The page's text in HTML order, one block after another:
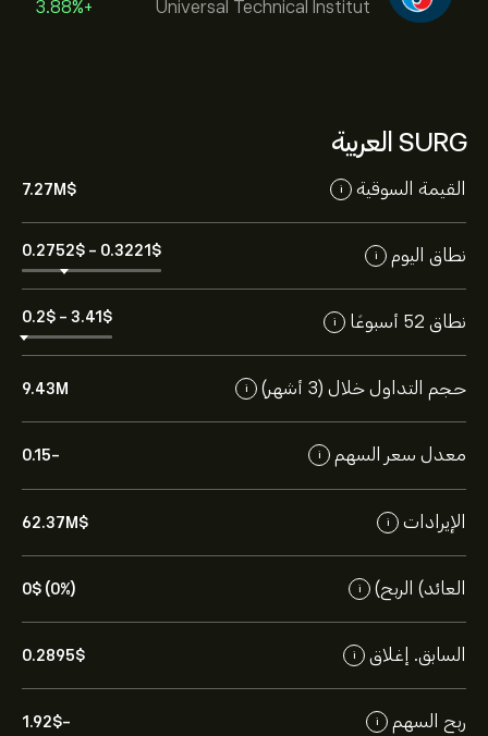
Universal Technical Institut
+3.88%
SURG العربية
القيمة السوقية i
7.27M‎$‎
نطاق اليوم i
0.2752‎$‎ - 0.3221‎$‎
نطاق 52 أسبوعًا i
0.2‎$‎ - 3.41‎$‎
حجم التداول خلال (3 أشهر) i
9.43M
معدل سعر السهم i
-0.15
الإيرادات i
62.37M‎$‎
العائد) الربح) i
0‎$‎ (0%)
السابق. إغلاق i
0.2895‎$‎
ربح السهم i
-1.92‎$‎